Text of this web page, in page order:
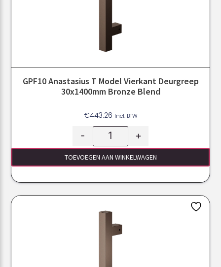
GPF10 Anastasius T Model Vierkant Deurgreep
30x1400mm Bronze Blend
€443.26 Incl. BTW
- +
TOEVOEGEN AAN WINKELWAGEN